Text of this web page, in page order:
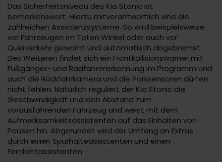
Das Sicherheitsniveau des Kia Stonic ist
bemerkenswert. Hierzu mitverantwortlich sind die
zahlreichen Assistenzsysteme. So wird beispielsweise
vor Fahrzeugen im Toten Winkel oder auch vor
Querverkehr gewarnt und automatisch abgebremst.
Des Weiteren findet sich ein Frontkollisionswarner mit
Fußgänger- und Radfahrererkennung im Programm und
auch die Rückfahrkamera und die Parksensoren dürfen
nicht fehlen. Natürlich reguliert der Kia Stonic die
Geschwindigkeit und den Abstand zum
vorausfahrenden Fahrzeug und weist mit dem
Aufmerksamkeitsassistenten auf das Einhalten von
Pausen hin. Abgerundet wird der Umfang an Extras
durch einen Spurhalteassistenten und einen
Fernlichtassistenten.